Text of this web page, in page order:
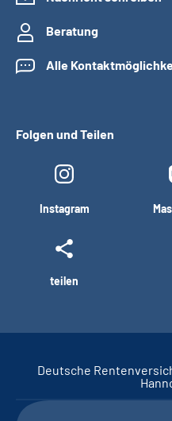
Beratung
Alle
Folgen und Teilen
Instagram
teilen
Deutsche